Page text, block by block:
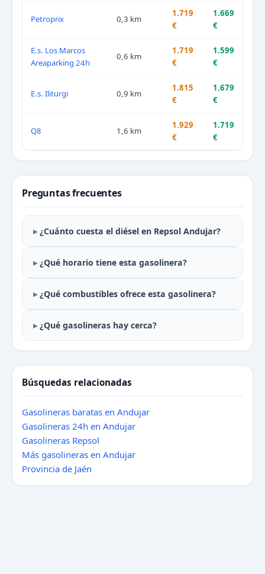
Petroprix 0,3 km
1.719
€
1.669
€
E.s. Los Marcos
Areaparking 24h
0,6 km
1.719
€
1.599
€
E.s. Iliturgi 0,9 km
1.815
€
1.679
€
Q8 1,6 km
1.929
€
1.719
€
Preguntas frecuentes
¿Cuánto cuesta el diésel en Repsol Andujar?
¿Qué horario tiene esta gasolinera?
¿Qué combustibles ofrece esta gasolinera?
¿Qué gasolineras hay cerca?
Búsquedas relacionadas
Gasolineras baratas en Andujar
Gasolineras 24h en Andujar
Gasolineras Repsol
Más gasolineras en Andujar
Provincia de Jaén